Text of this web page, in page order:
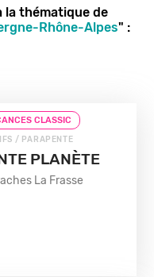
thématique de
Rhône-Alpes" :
CLASSIC
/ PARAPENTE
PLANÈTE
La Frasse